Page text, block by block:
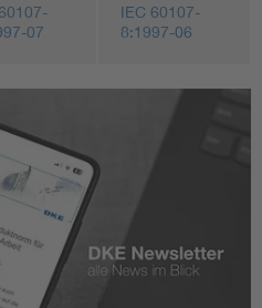
07
IEC 60107-
8:1997-06